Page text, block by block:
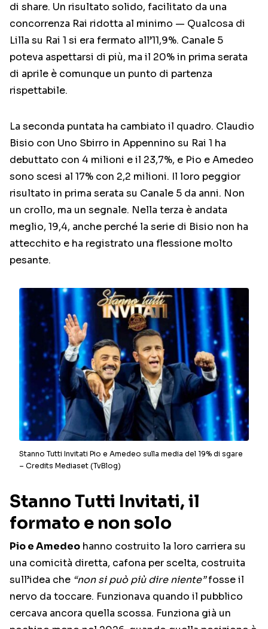
di share. Un risultato solido, facilitato da una
concorrenza Rai ridotta al minimo — Qualcosa di
Lilla su Rai 1 si era fermato all’11,9%. Canale 5
poteva aspettarsi di più, ma il 20% in prima serata
di aprile è comunque un punto di partenza
rispettabile.
La seconda puntata ha cambiato il quadro. Claudio
Bisio con Uno Sbirro in Appennino su Rai 1 ha
debuttato con 4 milioni e il 23,7%, e Pio e Amedeo
sono scesi al 17% con 2,2 milioni. Il loro peggior
risultato in prima serata su Canale 5 da anni. Non
un crollo, ma un segnale. Nella terza è andata
meglio, 19,4, anche perché la serie di Bisio non ha
attecchito e ha registrato una flessione molto
pesante.
Stanno Tutti Invitati Pio e Amedeo sulla media del 19% di sgare
– Credits Mediaset (TvBlog)
Stanno Tutti Invitati, il
formato e non solo
Pio e Amedeo hanno costruito la loro carriera su
una comicità diretta, cafona per scelta, costruita
sull’idea che “non si può più dire niente”fosse il
nervo da toccare. Funzionava quando il pubblico
cercava ancora quella scossa. Funziona già un